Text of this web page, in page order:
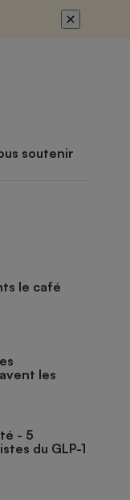
soutenir
le café
les
- 5
du GLP-1